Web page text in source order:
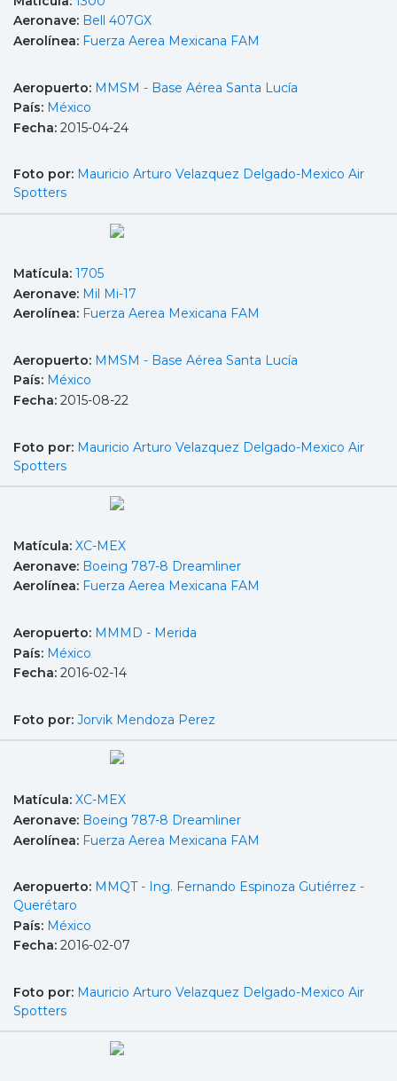
Aeronave: Bell 407GX
Aerolínea: Fuerza Aerea Mexicana FAM
Aeropuerto: MMSM - Base Aérea Santa Lucía
País: México
Fecha: 2015-04-24
Foto por: Mauricio Arturo Velazquez Delgado-Mexico Air
Spotters
Matícula: 1705
Aeronave: Mil Mi-17
Aerolínea: Fuerza Aerea Mexicana FAM
Aeropuerto: MMSM - Base Aérea Santa Lucía
País: México
Fecha: 2015-08-22
Foto por: Mauricio Arturo Velazquez Delgado-Mexico Air
Spotters
Matícula: XC-MEX
Aeronave: Boeing 787-8 Dreamliner
Aerolínea: Fuerza Aerea Mexicana FAM
Aeropuerto: MMMD - Merida
País: México
Fecha: 2016-02-14
Foto por: Jorvik Mendoza Perez
Matícula: XC-MEX
Aeronave: Boeing 787-8 Dreamliner
Aerolínea: Fuerza Aerea Mexicana FAM
Aeropuerto: MMQT - Ing. Fernando Espinoza Gutiérrez -
Querétaro
País: México
Fecha: 2016-02-07
Foto por: Mauricio Arturo Velazquez Delgado-Mexico Air
Spotters